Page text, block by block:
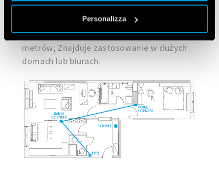
Vai alla Cookie Policy completa
Personalizza
Wzmacniacz zasięgu to urządzenie, które w
wolnej przestrzeni może zwiększyć zasięg
działania urządzeń YESLY o około 10
metrów; Znajduje zastosowanie w dużych
domach lub biurach.